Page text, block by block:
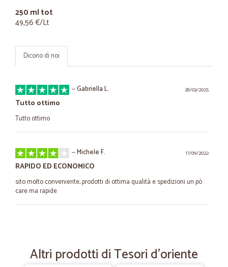
250 ml tot
49,56 €/Lt
Dicono di noi
28/03/2025
—Gabriella L.
Tutto ottimo
Tutto ottimo
17/09/2022
—Michele F.
RAPIDO ED ECONOMICO
sito molto conveniente, prodotti di ottima qualità e spedizioni un pò
care ma rapide
Prodotti di qualità e servizio di spedizione molto buono
Altri prodotti di Tesori d'oriente